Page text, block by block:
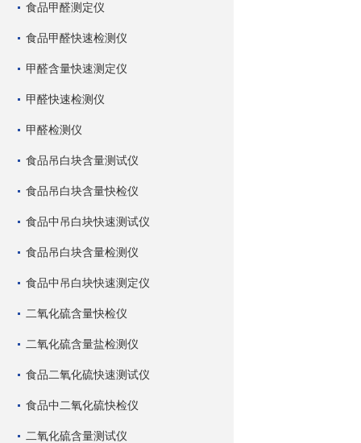
食品甲醛测定仪
食品甲醛快速检测仪
甲醛含量快速测定仪
甲醛快速检测仪
甲醛检测仪
食品吊白块含量测试仪
食品吊白块含量快检仪
食品中吊白块快速测试仪
食品吊白块含量检测仪
食品中吊白块快速测定仪
二氧化硫含量快检仪
二氧化硫含量盐检测仪
食品二氧化硫快速测试仪
食品中二氧化硫快检仪
二氧化硫含量测试仪